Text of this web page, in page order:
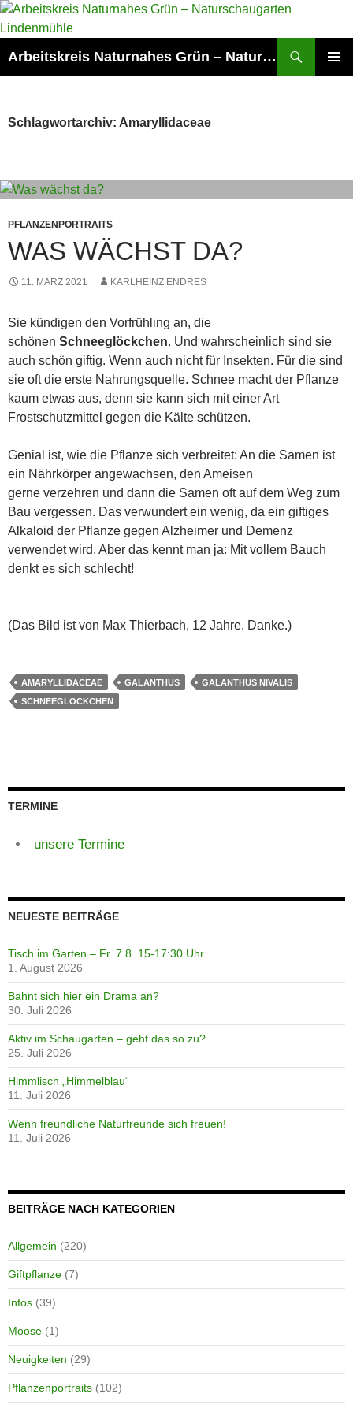
Zum
Inhalt
Arbeitskreis Naturnahes Grün – Naturschaugarten Lindenmühle
Schlagwortarchiv: Amaryllidaceae
PFLANZENPORTRAITS
WAS WÄCHST DA?
11. MÄRZ 2021 KARLHEINZ ENDRES
Sie kündigen den Vorfrühling an, die
schönen Schneeglöckchen. Und wahrscheinlich sind sie
auch schön giftig. Wenn auch nicht für Insekten. Für die sind
sie oft die erste Nahrungsquelle. Schnee macht der Pflanze
kaum etwas aus, denn sie kann sich mit einer Art
Frostschutzmittel gegen die Kälte schützen.
Genial ist, wie die Pflanze sich verbreitet: An die Samen ist
ein Nährkörper angewachsen, den Ameisen
gerne verzehren und dann die Samen oft auf dem Weg zum
Bau vergessen. Das verwundert ein wenig, da ein giftiges
Alkaloid der Pflanze gegen Alzheimer und Demenz
verwendet wird. Aber das kennt man ja: Mit vollem Bauch
denkt es sich schlecht!
(Das Bild ist von Max Thierbach, 12 Jahre. Danke.)
AMARYLLIDACEAE GALANTHUS
GALANTHUS NIVALIS
SCHNEEGLÖCKCHEN
TERMINE
unsere Termine
NEUESTE BEITRÄGE
Tisch im Garten – Fr. 7.8. 15-17:30 Uhr
1. August 2026
Bahnt sich hier ein Drama an?
30. Juli 2026
Aktiv im Schaugarten – geht das so zu?
25. Juli 2026
Himmlisch „Himmelblau“
11. Juli 2026
Wenn freundliche Naturfreunde sich freuen!
11. Juli 2026
BEITRÄGE NACH KATEGORIEN
Allgemein (220)
Giftpflanze (7)
Infos (39)
Moose (1)
Neuigkeiten (29)
Pflanzenportraits (102)